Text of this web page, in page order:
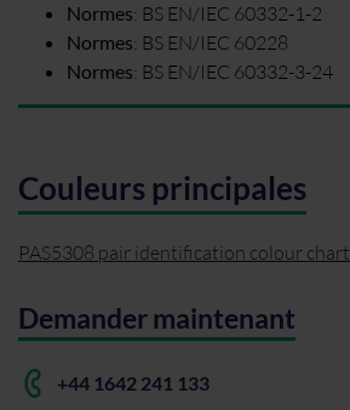
Normes: BS EN/IEC 60332-1-2
Normes: BS EN/IEC 60228
Normes: BS EN/IEC 60332-3-24
Couleurs principales
PAS5308 pair identification colour chart
Demander maintenant
+44 1642 241 133